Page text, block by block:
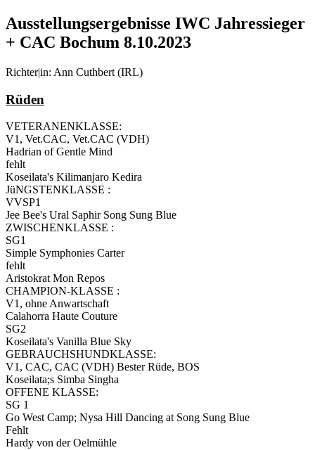
Ausstellungsergebnisse IWC Jahressieger
+ CAC Bochum 8.10.2023
Richter|in: Ann Cuthbert (IRL)
Rüden
VETERANENKLASSE:
V1, Vet.CAC, Vet.CAC (VDH)
Hadrian of Gentle Mind
fehlt
Koseilata's Kilimanjaro Kedira
JüNGSTENKLASSE :
VVSP1
Jee Bee's Ural Saphir Song Sung Blue
ZWISCHENKLASSE :
SG1
Simple Symphonies Carter
fehlt
Aristokrat Mon Repos
CHAMPION-KLASSE :
V1, ohne Anwartschaft
Calahorra Haute Couture
SG2
Koseilata's Vanilla Blue Sky
GEBRAUCHSHUNDKLASSE:
V1, CAC, CAC (VDH) Bester Rüde, BOS
Koseilata;s Simba Singha
OFFENE KLASSE:
SG 1
Go West Camp; Nysa Hill Dancing at Song Sung Blue
Fehlt
Hardy von der Oelmühle